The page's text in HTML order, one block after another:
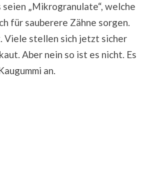
„Mikrogranulate“, welche
für sauberere Zähne sorgen.
Viele stellen sich jetzt sicher
Aber nein so ist es nicht. Es
an.